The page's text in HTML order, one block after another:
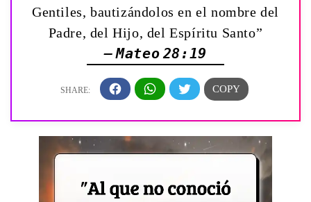
Gentiles, bautizándolos en el nombre del
Padre, del Hijo, del Espíritu Santo”
— Mateo 28:19